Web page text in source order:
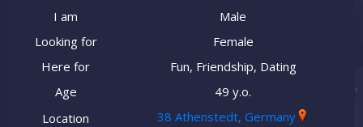
I am
Male
Looking for
Female
Here for
Fun, Friendship, Dating
Age
49 y.o.
Location
38 Athenstedt, Germany